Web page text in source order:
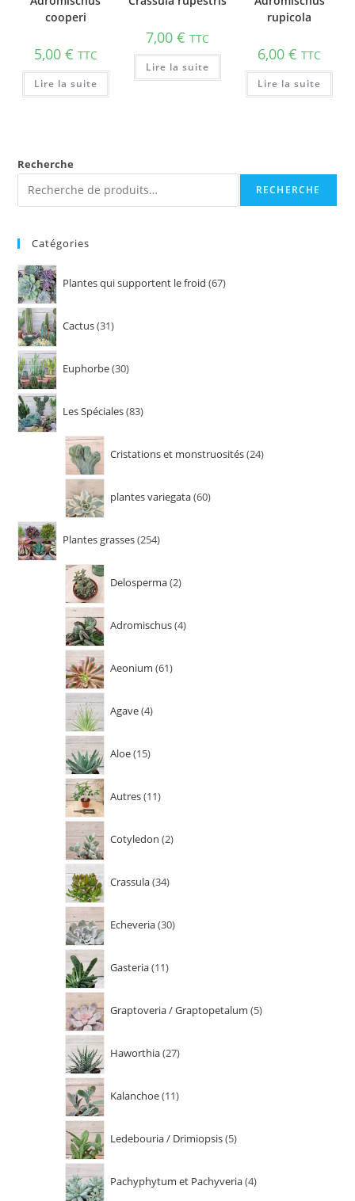
cooperi
5,00 € TTC
Lire la suite
7,00 € TTC
Lire la suite
rupicola
6,00€ TTC
Lire la suite
Recherche
RECHERCHE
Catégories
Plantes qui supportent le froid 67
Cactus 31
Euphorbe 30
Les Spéciales 83
Cristations et monstruosités 24
plantes variegata 60
Plantes grasses 254
Delosperma 2
Adromischus 4
Aeonium 61
Agave 4
Aloe 15
Autres 11
Cotyledon 2
Crassula 34
Echeveria 30
Gasteria 11
Graptoveria / Graptopetalum 5
Haworthia 27
Kalanchoe 11
Ledebouria / Drimiopsis 5
Pachyphytum et Pachyveria 4